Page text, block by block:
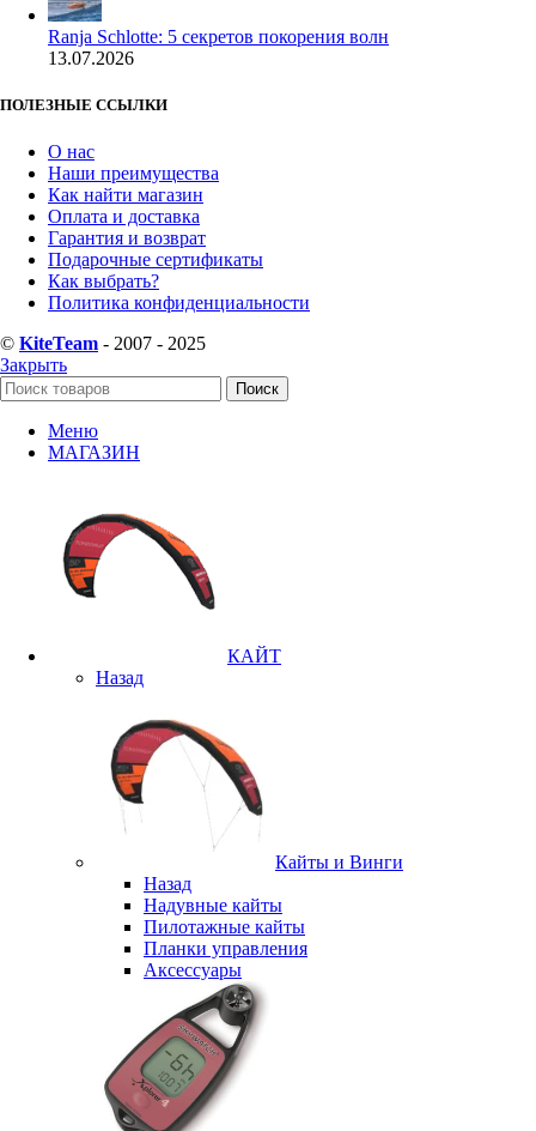
Ranja Schlotte: 5 секретов покорения волн
13.07.2026
ПОЛЕЗНЫЕ ССЫЛКИ
О нас
Наши преимущества
Как найти магазин
Оплата и доставка
Гарантия и возврат
Подарочные сертификаты
Как выбрать?
Политика конфиденциальности
© KiteTeam - 2007 - 2025
Закрыть
Поиск
Меню
МАГАЗИН
КАЙТ
Назад
Кайты и Винги
Назад
Надувные кайты
Пилотажные кайты
Планки управления
Аксессуары